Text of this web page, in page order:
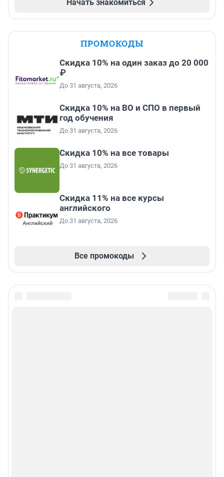
Начать знакомиться
ПРОМОКОДЫ
Скидка 10% на один заказ до 20 000
₽
До 31 августа, 2026
Скидка 10% на ВО и СПО в первый
год обучения
До 31 августа, 2026
Скидка 10% на все товары
До 31 августа, 2026
Скидка 11% на все курсы
английского
До 31 августа, 2026
Все промокоды